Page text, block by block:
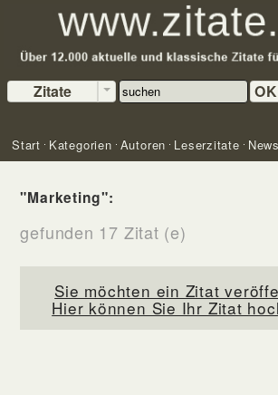
Zitate OK
Start Kategorien Autoren Leserzitate
"Marketing":
gefunden 17 Zitat (e)
Sie möchten ein Zitat
Hier können Sie Ihr Zitat